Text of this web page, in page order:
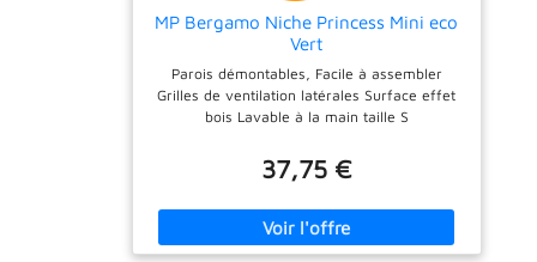
fermement au
sol Facile à
installer : livré
avec des
instructions
les accessoires,
facilement
monté ou
MP Bergamo Niche Princess Mini eco
Vert
Parois démontables, Facile à assembler
Grilles de ventilation latérales Surface effet
bois Lavable à la main taille S
37,75 €